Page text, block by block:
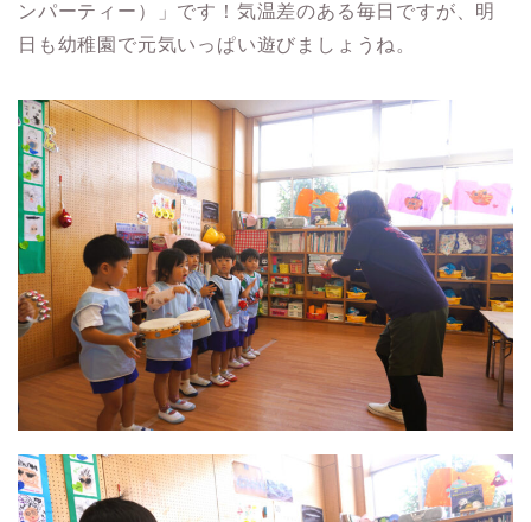
ンパーティー）」です！気温差のある毎日ですが、明
日も幼稚園で元気いっぱい遊びましょうね。